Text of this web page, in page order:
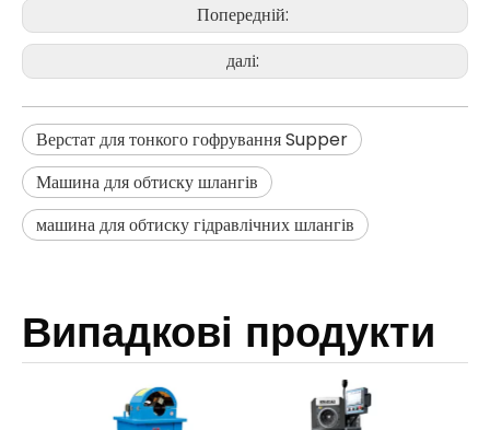
Попередній:
далі:
Верстат для тонкого гофрування Supper
Машина для обтиску шлангів
машина для обтиску гідравлічних шлангів
Випадкові продукти